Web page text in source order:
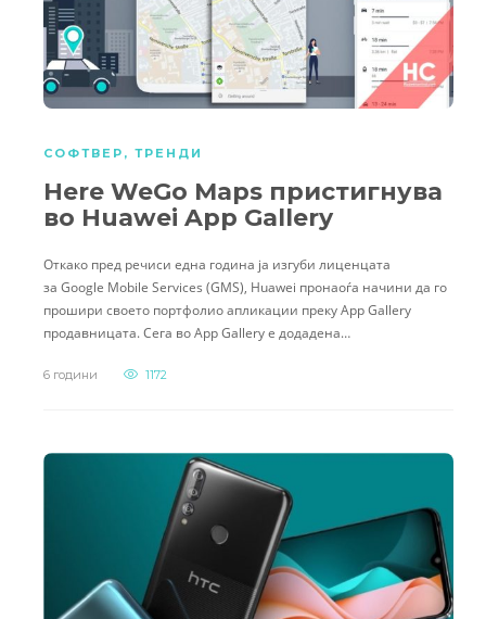
СОФТВЕР , ТРЕНДИ
Here WeGo Maps пристигнува
во Huawei App Gallery
Откако пред речиси една година ја изгуби лиценцата
за Google Mobile Services (GMS), Huawei пронаоѓа начини да го
прошири своето портфолио апликации преку App Gallery
продавницата. Сега во App Gallery е додадена…
6 години 1172